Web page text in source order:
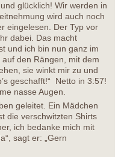
glücklich! Wir werden in
wird auch noch
eingelesen. Der Typ vor
dabei. Das macht
und ich bin nun ganz im
den Rängen, mit dem
sie winkt mir zu und
geschafft!“ Netto in 3:57!
nasse Augen.
geleitet. Ein Mädchen
die verschwitzten Shirts
ich bedanke mich mit
sagt er: „Gern